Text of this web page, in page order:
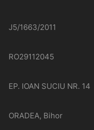
J5/1663/2011
RO29112045
EP. IOAN SUCIU NR. 14
ORADEA, Bihor